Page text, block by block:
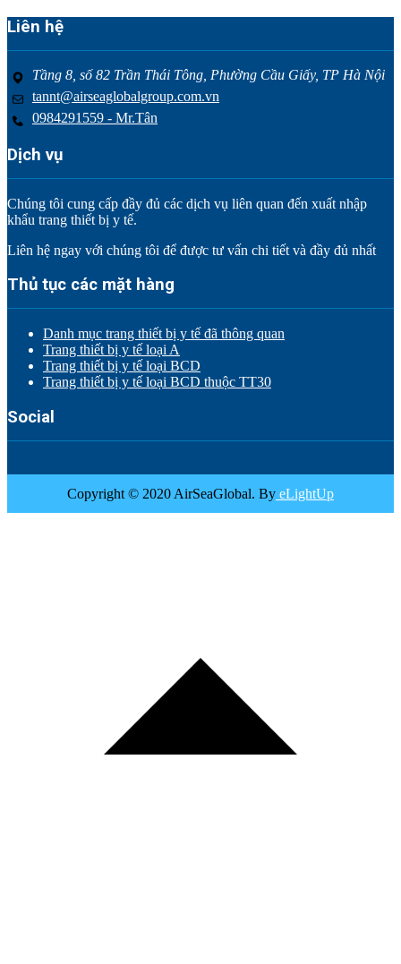
Liên hệ
Tầng 8, số 82 Trần Thái Tông, Phường Cầu Giấy, TP Hà Nội
tannt@airseaglobalgroup.com.vn
0984291559 - Mr.Tân
Dịch vụ
Chúng tôi cung cấp đầy đủ các dịch vụ liên quan đến xuất nhập
khẩu trang thiết bị y tế.
Liên hệ ngay với chúng tôi để được tư vấn chi tiết và đầy đủ nhất
Thủ tục các mặt hàng
Danh mục trang thiết bị y tế đã thông quan
Trang thiết bị y tế loại A
Trang thiết bị y tế loại BCD
Trang thiết bị y tế loại BCD thuộc TT30
Social
Copyright © 2020 AirSeaGlobal. By eLightUp